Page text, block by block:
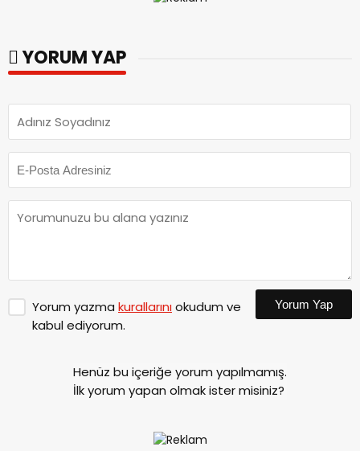
YORUM YAP
Yorum yazma kurallarınıokudum ve
kabul ediyorum.
Yorum Yap
Henüz bu içeriğe yorum yapılmamış.
İlk yorum yapan olmak ister misiniz?